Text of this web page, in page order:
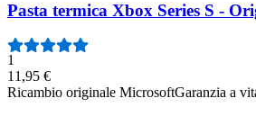
Pasta termica Xbox Series S -
1
11,95 €
Ricambio originale MicrosoftGaranzia a